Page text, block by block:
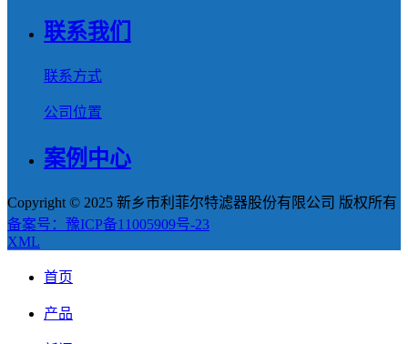
联系我们
联系方式
公司位置
案例中心
Copyright © 2025 新乡市利菲尔特滤器股份有限公司 版权所有
备案号：豫ICP备11005909号-23
XML
首页
产品